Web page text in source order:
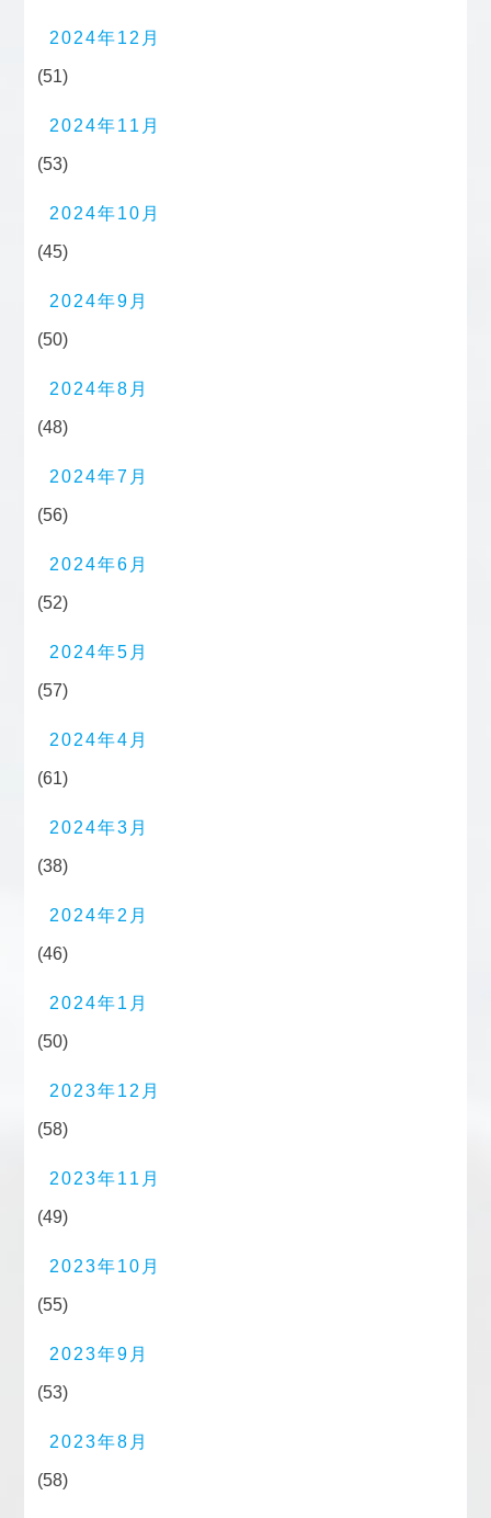
2024年12月
(51)
2024年11月
(53)
2024年10月
(45)
2024年9月
(50)
2024年8月
(48)
2024年7月
(56)
2024年6月
(52)
2024年5月
(57)
2024年4月
(61)
2024年3月
(38)
2024年2月
(46)
2024年1月
(50)
2023年12月
(58)
2023年11月
(49)
2023年10月
(55)
2023年9月
(53)
2023年8月
(58)